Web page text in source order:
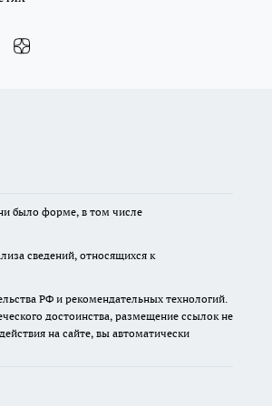
было форме, в том числе
сведений, относящихся к
РФ и рекомендательных технологий.
достоинства, размещение ссылок не
на сайте, вы автоматически